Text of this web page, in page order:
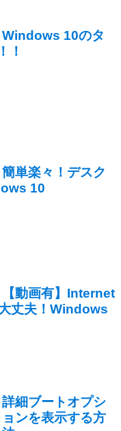
Windows 10のタ
！
簡単楽々！デスク
10
【動画有】Internet
丈夫！Windows
詳細ブートオプシ
ョンを表示する方